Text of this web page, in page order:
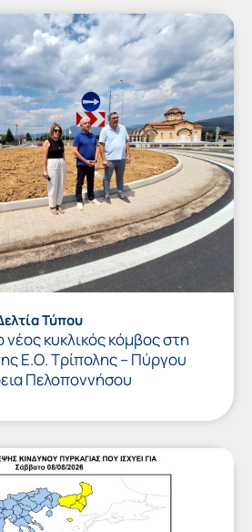
Τύπου
κυκλικός κόμβος στη
Ε.Ο. Τρίπολης – Πύργου
Πελοποννήσου